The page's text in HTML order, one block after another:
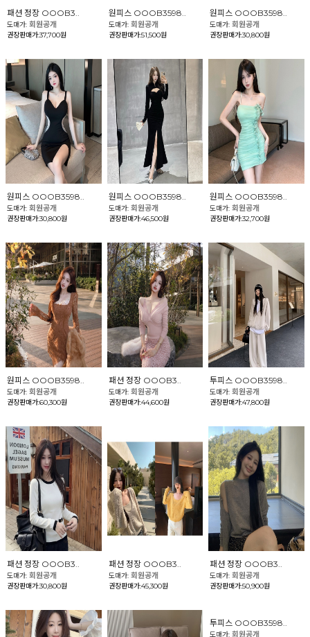
패션 정장 OOOB3..
도매가: 회원공개
권장판매가:37,700원
원피스 OOOB3598..
도매가: 회원공개
권장판매가:51,500원
원피스 OOOB3598..
도매가:회원공개
권장판매가:30,800원
원피스 OOOB3598..
도매가: 회원공개
권장판매가:30,800원
원피스 OOOB3598..
도매가: 회원공개
권장판매가:46,500원
원피스 OOOB3598..
도매가:회원공개
권장판매가:32,700원
원피스 OOOB3598..
도매가: 회원공개
권장판매가:60,300원
패션 정장 OOOB3..
도매가: 회원공개
권장판매가:44,600원
투피스 OOOB3598..
도매가:회원공개
권장판매가:47,800원
패션 정장 OOOB3..
도매가: 회원공개
권장판매가:30,800원
패션 정장 OOOB3..
도매가: 회원공개
권장판매가:45,300원
패션 정장 OOOB3..
도매가:회원공개
권장판매가:50,900원
투피스 OOOB3598..
도매가:회원공개